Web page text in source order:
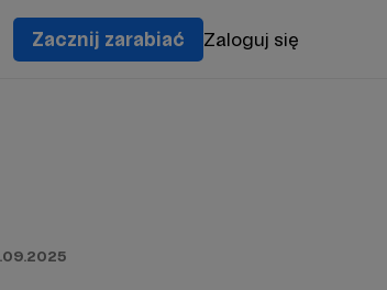
Zacznij zarabiać Zaloguj się